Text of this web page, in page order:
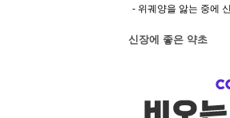
- 위궤양을 앓는 중에
신장에 좋은 약초